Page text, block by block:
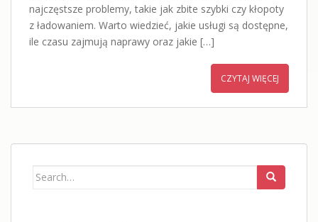
najczęstsze problemy, takie jak zbite szybki czy kłopoty
z ładowaniem. Warto wiedzieć, jakie usługi są dostępne,
ile czasu zajmują naprawy oraz jakie […]
CZYTAJ WIĘCEJ
Search